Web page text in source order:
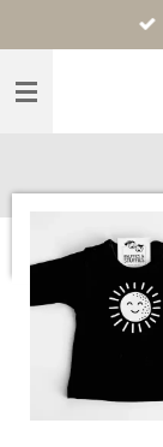
direct
naar